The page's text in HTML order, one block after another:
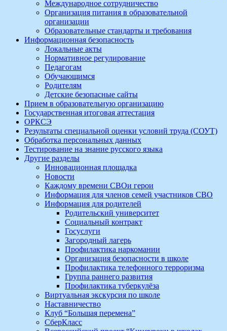
Международное сотрудничество
Организация питания в образовательной
организации
Образовательные стандарты и требования
Информационная безопасность
Локальные акты
Нормативное регулирование
Педагогам
Обучающимся
Родителям
Детские безопасные сайты
Прием в образовательную организацию
Государственная итоговая аттестация
ОРКСЭ
Результаты специальной оценки условий труда (СОУТ)
Обработка персональных данных
Тестирование на знание русского языка
Другие разделы
Инновационная площадка
Новости
Каждому времени СВОи герои
Информация для членов семей участников СВО
Информация для родителей
Родительский университет
Социальный контракт
Госуслуги
Загородный лагерь
Профилактика наркомании
Организация безопасности в школе
Профилактика телефонного терроризма
Группа раннего развития
Профилактика туберкулёза
Виртуальная экскурсия по школе
Наставничество
Клуб “Большая перемена”
СберКласс